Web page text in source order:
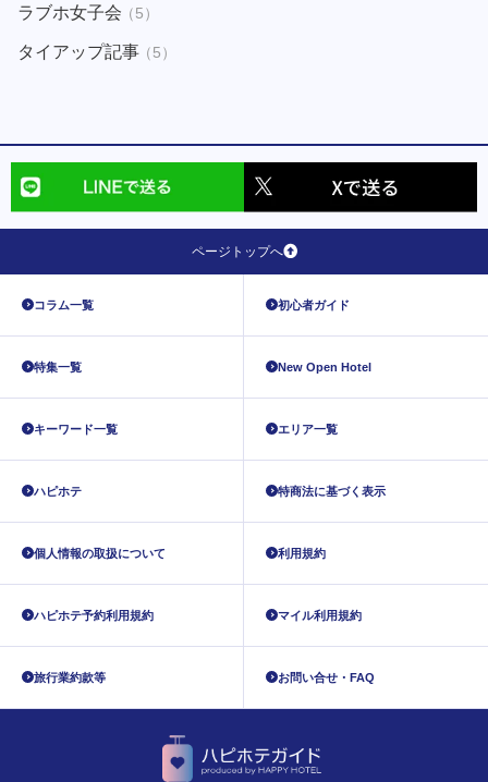
ラブホ女子会（5）
タイアップ記事（5）
ページトップへ
コラム一覧 初心者ガイド
特集一覧 New Open Hotel
キーワード一覧 エリア一覧
ハピホテ 特商法に基づく表示
個人情報の取扱について 利用規約
ハピホテ予約利用規約 マイル利用規約
旅行業約款等 お問い合せ・FAQ